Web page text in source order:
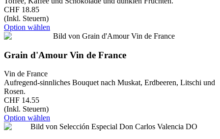
CHF 18.85
(Inkl. Steuern)
Option wählen
Grain d'Amour Vin de France
Vin de France
Aufregend-sinnliches Bouquet nach Muskat, Erdbeeren, Litschi und
Rosen.
CHF 14.55
(Inkl. Steuern)
Option wählen